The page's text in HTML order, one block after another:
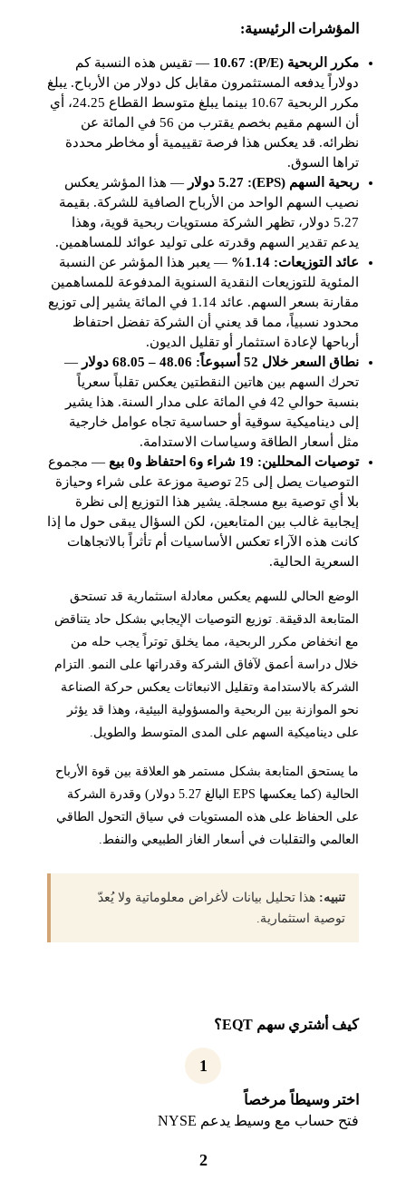
المؤشرات الرئيسية:
مكرر الربحية (P/E): 10.67
— تقيس هذه النسبة كم
دولاراً يدفعه المستثمرون مقابل كل دولار من الأرباح. يبلغ
مكرر الربحية 10.67 بينما يبلغ متوسط القطاع 24.25، أي
أن السهم مقيم بخصم يقترب من 56 في المائة عن
نظرائه. قد يعكس هذا فرصة تقييمية أو مخاطر محددة
تراها السوق.
ربحية السهم (EPS): 5.27 دولار
— هذا المؤشر يعكس
نصيب السهم الواحد من الأرباح الصافية للشركة. بقيمة
5.27 دولار، تظهر الشركة مستويات ربحية قوية، وهذا
يدعم تقدير السهم وقدرته على توليد عوائد للمساهمين.
عائد التوزيعات: 1.14%
— يعبر هذا المؤشر عن النسبة
المئوية للتوزيعات النقدية السنوية المدفوعة للمساهمين
مقارنة بسعر السهم. عائد 1.14 في المائة يشير إلى توزيع
محدود نسبياً، مما قد يعني أن الشركة تفضل احتفاظ
أرباحها لإعادة استثمار أو تقليل الديون.
نطاق السعر خلال 52 أسبوعاً: 48.06 – 68.05 دولار
—
تحرك السهم بين هاتين النقطتين يعكس تقلباً سعرياً
بنسبة حوالي 42 في المائة على مدار السنة. هذا يشير
إلى ديناميكية سوقية أو حساسية تجاه عوامل خارجية
مثل أسعار الطاقة وسياسات الاستدامة.
توصيات المحللين: 19 شراء و6 احتفاظ و0 بيع
— مجموع
التوصيات يصل إلى 25 توصية موزعة على شراء وحيازة
بلا أي توصية بيع مسجلة. يشير هذا التوزيع إلى نظرة
إيجابية غالب بين المتابعين، لكن السؤال يبقى حول ما إذا
كانت هذه الآراء تعكس الأساسيات أم تأثراً بالاتجاهات
السعرية الحالية.
الوضع الحالي للسهم يعكس معادلة استثمارية قد تستحق
المتابعة الدقيقة. توزيع التوصيات الإيجابي بشكل حاد يتناقض
مع انخفاض مكرر الربحية، مما يخلق توتراً يجب حله من
خلال دراسة أعمق لآفاق الشركة وقدراتها على النمو. التزام
الشركة بالاستدامة وتقليل الانبعاثات يعكس حركة الصناعة
نحو الموازنة بين الربحية والمسؤولية البيئية، وهذا قد يؤثر
على ديناميكية السهم على المدى المتوسط والطويل.
ما يستحق المتابعة بشكل مستمر هو العلاقة بين قوة الأرباح
الحالية (كما يعكسها EPS البالغ 5.27 دولار) وقدرة الشركة
على الحفاظ على هذه المستويات في سياق التحول الطاقي
العالمي والتقلبات في أسعار الغاز الطبيعي والنفط.
تنبيه:هذا تحليل بيانات لأغراض معلوماتية ولا يُعدّ
توصية استثمارية.
كيف أشتري سهم EQT؟
1
اختر وسيطاً مرخصاً
فتح حساب مع وسيط يدعم NYSE
2